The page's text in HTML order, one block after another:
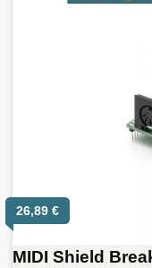
26,89 €
MIDI Shield